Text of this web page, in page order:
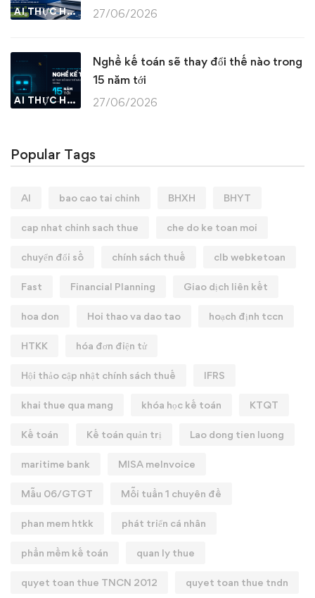
AI THỰC HÀNH 27/06/2026
AI THỰC HÀNH
Nghề kế toán sẽ thay đổi thế nào trong
15 năm tới
27/06/2026
Popular Tags
AI bao cao tai chinh BHXH BHYT
cap nhat chinh sach thue che do ke toan moi
chuyển đổi số chính sách thuế clb webketoan
Fast Financial Planning Giao dịch liên kết
hoa don Hoi thao va dao tao hoạch định tccn
HTKK hóa đơn điện tử
Hội thảo cập nhật chính sách thuế IFRS
khai thue qua mang khóa học kế toán KTQT
Kế toán Kế toán quản trị Lao dong tien luong
maritime bank MISA meInvoice
Mẫu 06/GTGT Mỗi tuần 1 chuyên đề
phan mem htkk phát triển cá nhân
phần mềm kế toán quan ly thue
quyet toan thue TNCN 2012 quyet toan thue tndn